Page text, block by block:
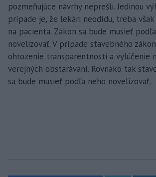
pozmeňujúce návrhy neprešli. Jedinou
prípade je, že lekári neodídu, treba
na pacienta. Zákon sa bude musieť
novelizovať. V prípade stavebného
ohrozenie transparentnosti a vylúčenie
verejných obstarávaní. Rovnako tak
sa bude musieť podľa neho novelizovať.